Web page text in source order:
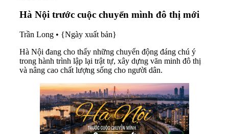
Hà Nội trước cuộc chuyển mình đô thị mới
Trần Long • {Ngày xuất bản}
Hà Nội đang cho thấy những chuyển động đáng chú ý
trong hành trình lập lại trật tự, xây dựng văn minh đô thị
và nâng cao chất lượng sống cho người dân.